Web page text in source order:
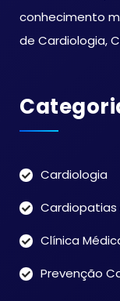
conhecimento
de Cardiologia,
Cardiologia
Clínica
Prevenção